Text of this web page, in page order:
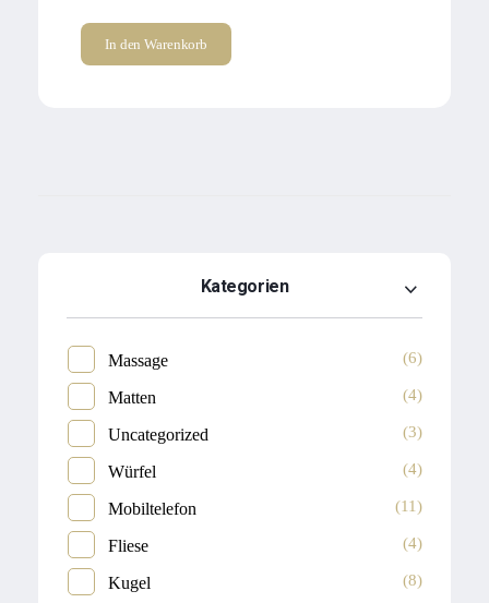
In den Warenkorb
Kategorien
Massage (6)
Matten (4)
Uncategorized (3)
Würfel (4)
Mobiltelefon (11)
Fliese (4)
Kugel (8)